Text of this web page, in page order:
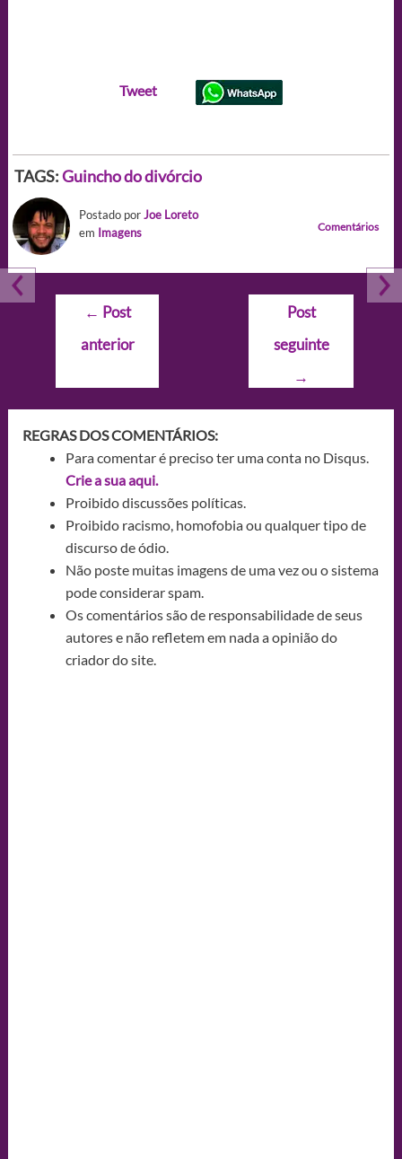
Tweet
TAGS:Guincho do divórcio
Postado porJoe Loreto
em Imagens Comentários
Navegação
Post
← Post
anterior
Post
seguinte
→
REGRAS DOS COMENTÁRIOS:
Para comentar é preciso ter uma conta no Disqus.
Crie a sua aqui.
Proibido discussões políticas.
Proibido racismo, homofobia ou qualquer tipo de
discurso de ódio.
Não poste muitas imagens de uma vez ou o sistema
pode considerar spam.
Os comentários são de responsabilidade de seus
autores e não refletem em nada a opinião do
criador do site.